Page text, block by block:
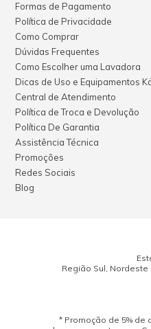
Formas de Pagamento
Política de Privacidade
Como Comprar
Dúvidas Frequentes
Como Escolher uma Lavadora
Dicas de Uso e Equipamentos
Central de Atendimento
Política de Troca e Devolução
Política De Garantia
Assistência Técnica
Promoções
Redes Sociais
Blog
Região Sul,
* Promoção de 5%